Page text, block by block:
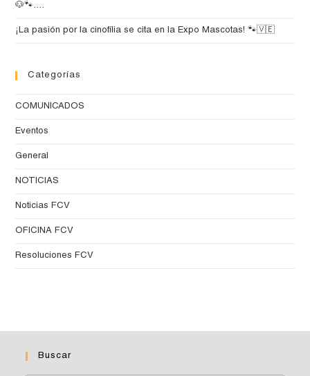
🐶🐾….
¡La pasión por la cinofília se cita en la Expo Mascotas! 🐾🇻🇪
Categorías
COMUNICADOS
Eventos
General
NOTICIAS
Noticias FCV
OFICINA FCV
Resoluciones FCV
Buscar